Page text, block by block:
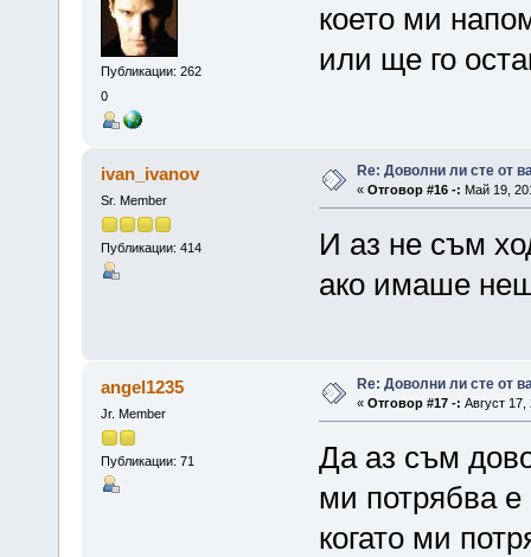
Публикации: 262
0
което ми
или ще го
ivan_ivanov
Sr. Member
Публикации: 414
Re: Доволни ли сте от
« Отговор #16 -: Май 19,
И аз не съм
ако имаше
angel1235
Jr. Member
Публикации: 71
Re: Доволни ли сте от
« Отговор #17 -: Август
Да аз съм
ми потрябва
когато ми